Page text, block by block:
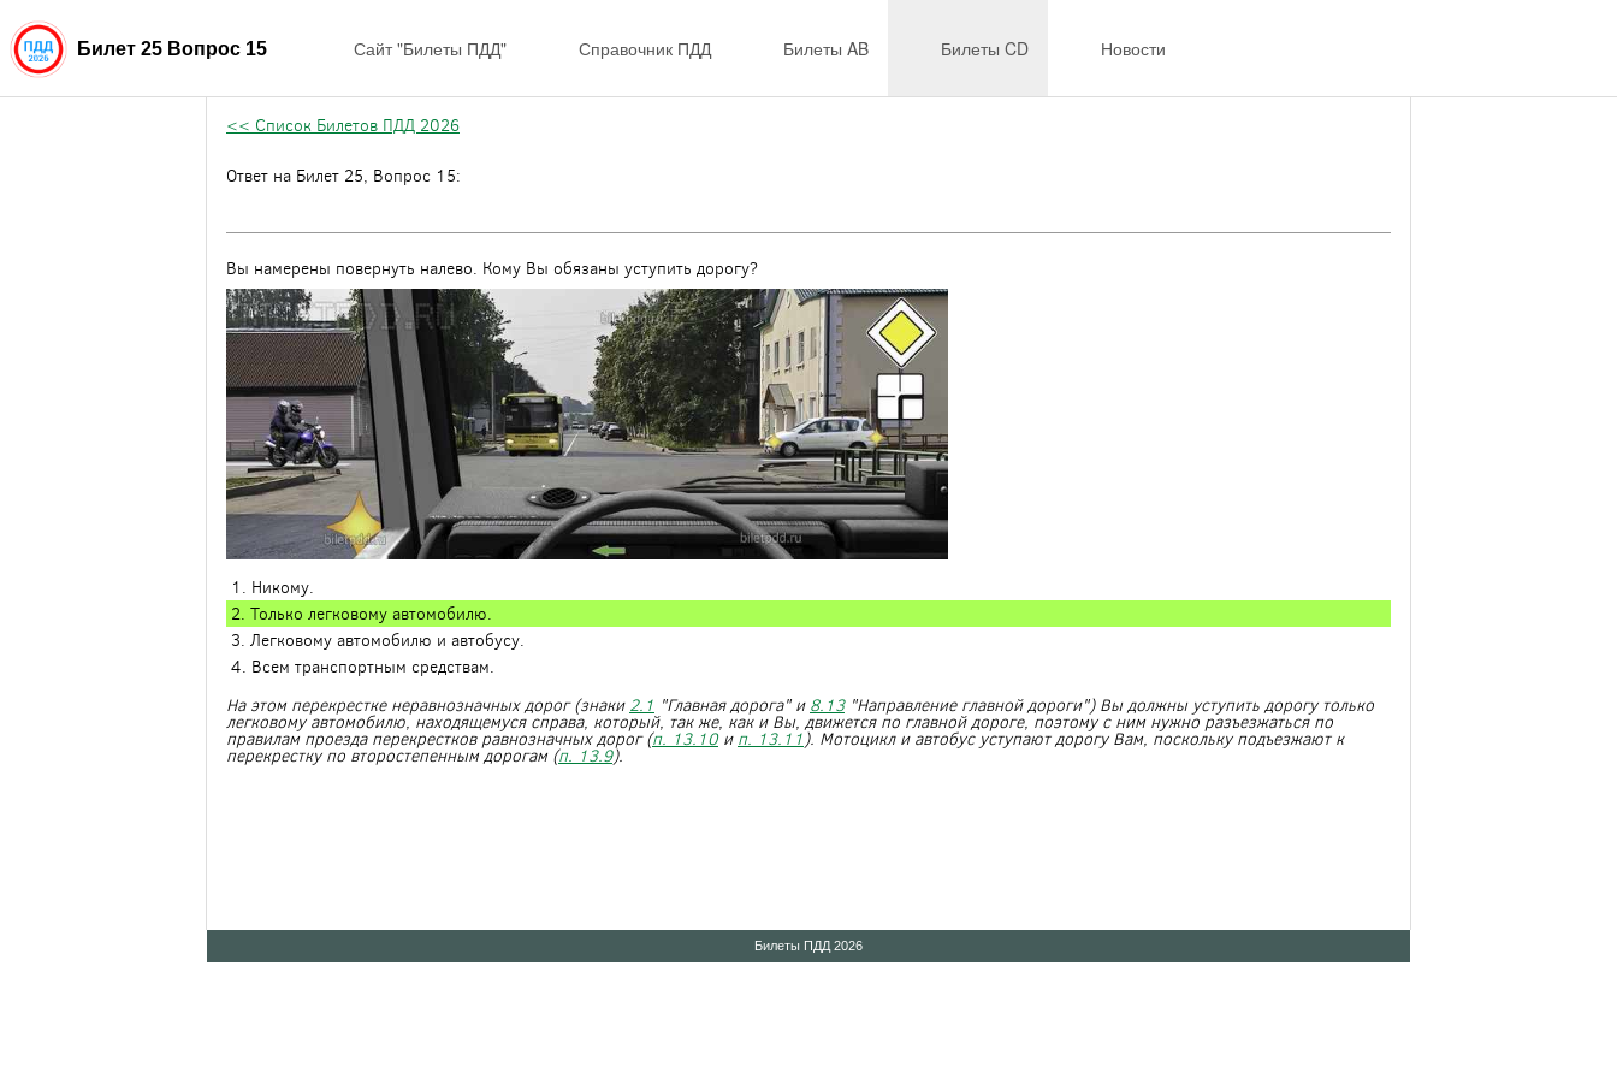
Билет 25 Вопрос 15 Сайт "Билеты ПДД" Справочник ПДД Билеты AB Билеты CD Новости
<< Список Билетов ПДД 2026
Ответ на Билет 25, Вопрос 15:
Вы намерены повернуть налево. Кому Вы обязаны уступить дорогу?
1. Никому.
2. Только легковому автомобилю.
3. Легковому автомобилю и автобусу.
4. Всем транспортным средствам.
На этом перекрестке неравнозначных дорог (знаки 2.1 "Главная дорога" и 8.13"Направление главной дороги") Вы должны уступить дорогу только
легковому автомобилю, находящемуся справа, который, так же, как и Вы, движется по главной дороге, поэтому с ним нужно разъезжаться по
правилам проезда перекрестков равнозначных дорог (п. 13.10и п. 13.11). Мотоцикл и автобус уступают дорогу Вам, поскольку подъезжают к
перекрестку по второстепенным дорогам (п. 13.9).
Билеты ПДД 2026